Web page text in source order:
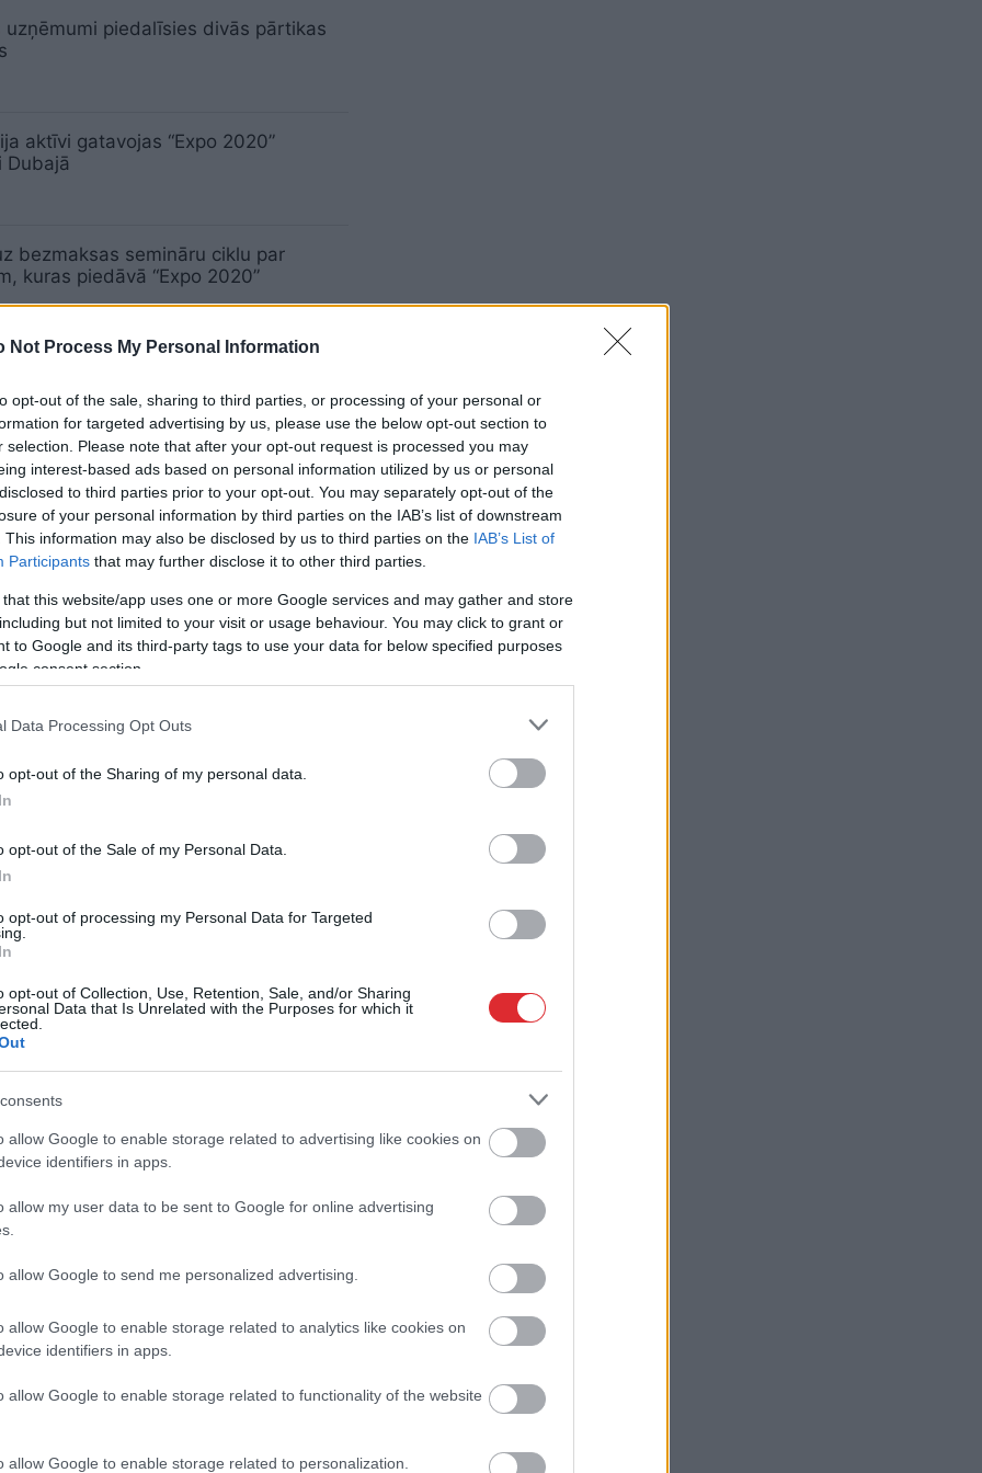
Not Process My Personal Information
opt-out of the sale, sharing to third parties, or processing of your personal or
for targeted advertising by us, please use the below opt-out section to
selection. Please note that after your opt-out request is processed you may
interest-based ads based on personal information utilized by us or personal
to third parties prior to your opt-out. You may separately opt-out of the
of your personal information by third parties on the IAB’s list of downstream
This information may also be disclosed by us to third parties on the IAB’s List of
Participants that may further disclose it to other third parties.
that this website/app uses one or more Google services and may gather and store
but not limited to your visit or usage behaviour. You may click to grant or
to Google and its third-party tags to use your data for below specified purposes
consent section.
Data Processing Opt Outs
opt-out of the Sharing of my personal data.
opt-out of the Sale of my Personal Data.
opt-out of processing my Personal Data for Targeted
opt-out of Collection, Use, Retention, Sale, and/or Sharing
Data that Is Unrelated with the Purposes for which it
allow Google to enable storage related to advertising like cookies on
identifiers in apps.
allow my user data to be sent to Google for online advertising
allow Google to send me personalized advertising.
allow Google to enable storage related to analytics like cookies on
identifiers in apps.
allow Google to enable storage related to functionality of the website
allow Google to enable storage related to personalization.
uzņēmumi piedalīsies divās pārtikas
aktīvi gatavojas “Expo 2020”
Dubajā
bezmaksas semināru ciklu par
kuras piedāvā “Expo 2020”
speciālistiem jāgatavojas ilgākai
kādam jau jādomā par citu
1,4 miljonu eiro vērts līgums par
paviljona būvniecību izstādē “Expo
līdz 1,4 miljoniem eiro
paziņo, vai Latvijai jāpiedalās izstādē
Dubai”
divi gadi un pusmiljons eiro – Latvija
likteņa turētājs. Cilvēks,
un joks “LA” nedēļas apskatā
krizdami uz “Expo 2020”. Latvijas
Dubaijā vēl nav izgāzusies
2020 Dubajā”